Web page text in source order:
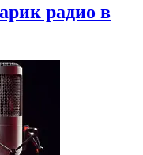
радио в